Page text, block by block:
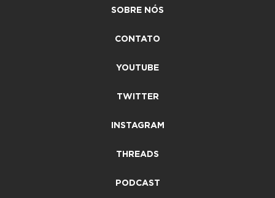
SOBRE NÓS
CONTATO
YOUTUBE
TWITTER
INSTAGRAM
THREADS
PODCAST